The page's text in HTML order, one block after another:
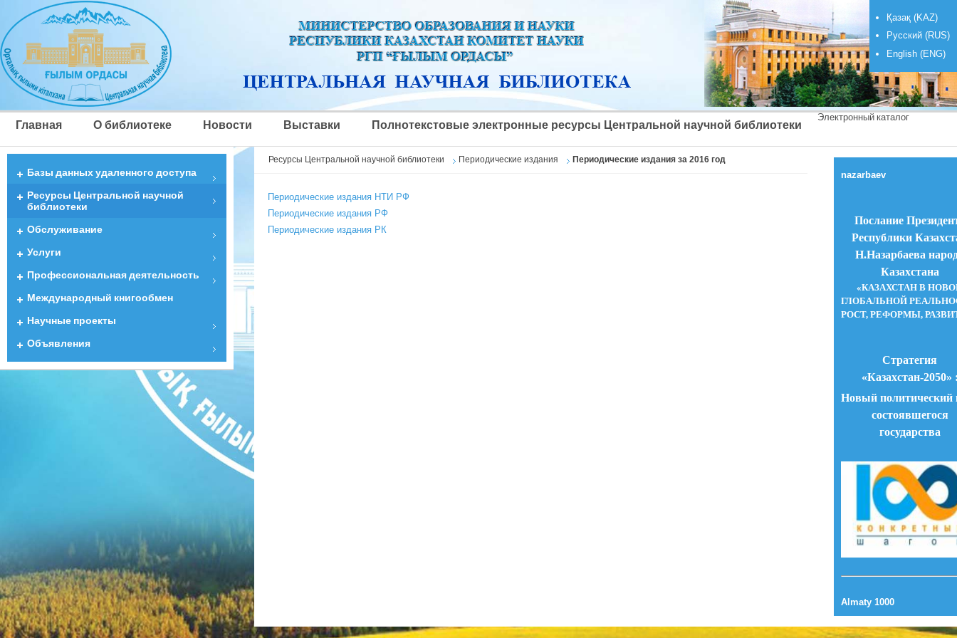
Қазақ (KAZ)
Русский (RUS)
English (ENG)
Главная О библиотеке Новости Выставки Полнотекстовые электронные ресурсы Центральной научной библиотеки Электронный каталог
Ресурсы Центральной научной библиотеки Периодические издания Периодические издания за 2016 год
Периодические издания НТИ РФ
Периодические издания РФ
Периодические издания РК
nazarbaev
Послание
Республики
Н.Назарбаева
Казахстана
«КАЗАХСТАН В
ГЛОБАЛЬНОЙ
РОСТ, РЕФОРМЫ,
Стратегия
«Казахстан-2050»
Новый политический
состоявшегося
государства
Almaty 1000
Базы данных удаленного доступа
Ресурсы Центральной научной
библиотеки
Обслуживание
Услуги
Профессиональная деятельность
Международный книгообмен
Научные проекты
Объявления